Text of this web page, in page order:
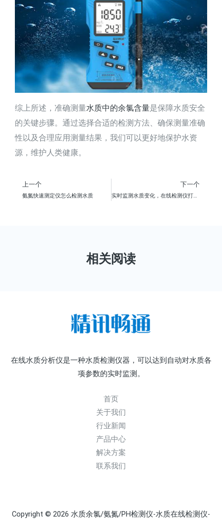
综上所述，准确测量水质中的余氯含量是保障水质安全
的关键步骤。通过选择合适的检测方法、确保测量准确
性以及合理应用测量结果，我们可以更好地保护水资
源，维护人类健康。
上一个
氨氮快速测定仪怎么检测水质
下一个
实时监测水质变化，在线检测仪打造智慧水务新篇章
相关阅读
在线水质分析仪是一种水质检测仪器，可以达到自动对水质各
项参数的实时监测。
首页
关于我们
行业新闻
产品中心
解决方案
联系我们
Copyright © 2026 水质余氯/氨氮/PH检测仪-水质在线检测仪-